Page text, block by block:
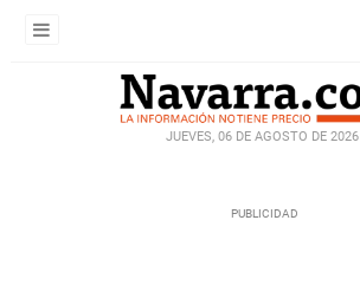
JUEVES, 06 DE AGOSTO DE 2026